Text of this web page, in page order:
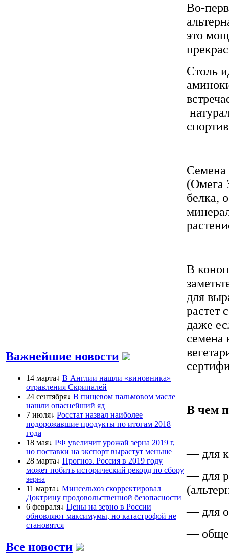
Важнейшие новости
14 марта↓ В Англии нашли «виновника»
отравления Скрипалей
24 сентября↓ В пищевом пальмовом масле
нашли опаснейший яд
7 июля↓ Росстат назвал наиболее
подорожавшие продукты по итогам 2018
года
18 мая↓ РФ увеличит урожай зерна 2019 г,
но поставки на экспорт вырастут меньше
28 марта↓ Прогноз. Россия в 2019 году
может побить исторический рекорд по сбору
зерна
11 марта↓ Минсельхоз скорректировал
Доктрину продовольственной безопасности
6 февраля↓ Цены на зерно в России
обновляют максимумы, но катастрофой не
становятся
Все новости
Во-
это
Столь
Семена
(Омега
белка,
В
для
растет
даже
семена
В чем
— для
— для
— для
—